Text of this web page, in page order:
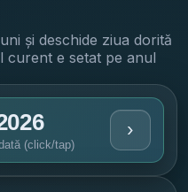
și deschide ziua dorită
curent e setat pe anul
(click/tap)
›